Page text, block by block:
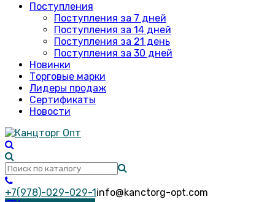
Поступления
Поступления за 7 дней
Поступления за 14 дней
Поступления за 21 день
Поступления за 30 дней
Новинки
Торговые марки
Лидеры продаж
Сертификаты
Новости
+7(978)-029-029-1info@kanctorg-opt.com